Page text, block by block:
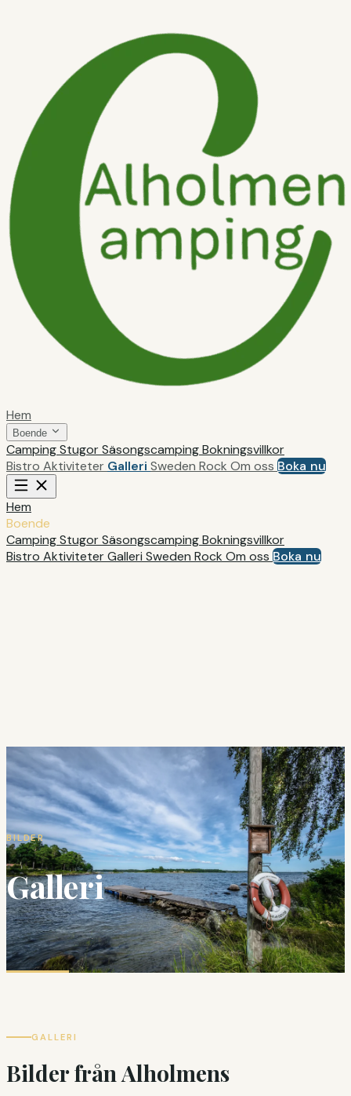
Hem
Boende
CampingStugorSäsongscampingBokningsvillkor
Bistro Aktiviteter Galleri Sweden Rock Om oss Boka nu
Hem
Boende
CampingStugorSäsongscampingBokningsvillkor
Bistro AktiviteterGalleri Sweden RockOm oss Boka nu
BILDER
Galleri
GALLERI
Bilder från Alholmens